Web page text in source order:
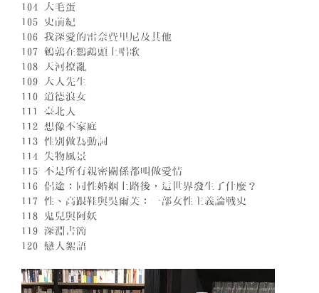
104 大毛蛋
105 史前紀
106 我深愛的雷奈費里尼及其他
107 鵪鶉在鸚鵡頭上唱歌
108 天河撩亂
109 大人先生
110 道德浪女
111 臺北人
112 想像不家庭
113 性別做為動詞
114 失物風景
115 不是所有親密關係都叫做愛情
116 侶途：同性婚姻上路後，這世界發生了什麼？
117 性、高跟鞋與吳爾芙：一部女性主義論戰史
118 鬼兒與阿妖
119 深淵書簡
120 戀人絮語